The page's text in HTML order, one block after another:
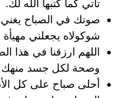
تأتي كما كتبها الله لك.
صوتك في الصباح
شوكولاه يجعلني مهيأة
اللهم ارزقنا في هذا
وصحة لكل جسد منهك
أحلى صباح على كل